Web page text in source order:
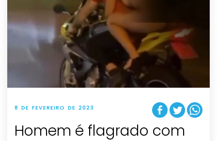
8 DE FEVEREIRO DE 2023
Homem é flagrado com